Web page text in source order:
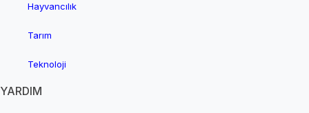
Hayvancılık
Tarım
Teknoloji
YARDIM